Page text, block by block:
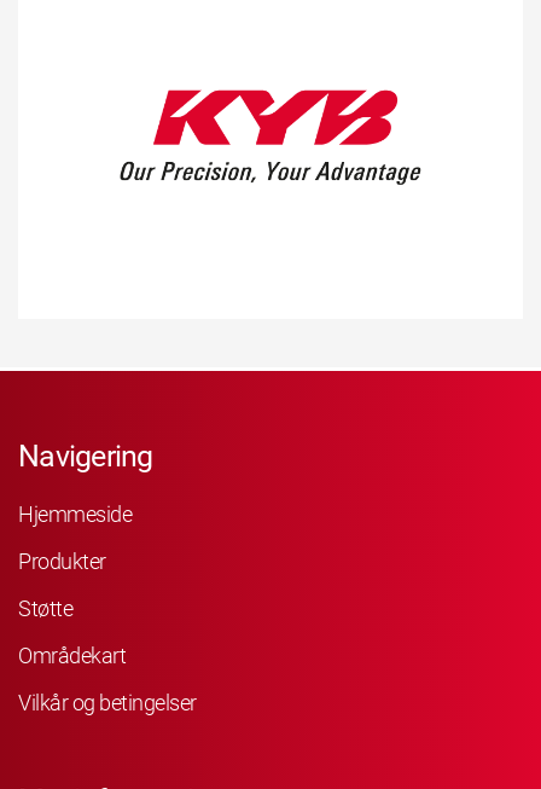
Navigering
Hjemmeside
Produkter
Støtte
Områdekart
Vilkår og betingelser